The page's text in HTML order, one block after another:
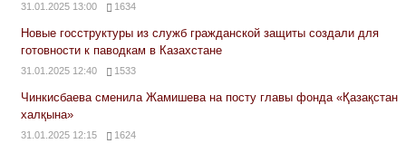
31.01.2025 13:00 1634
Новые госструктуры из служб гражданской защиты создали для
готовности к паводкам в Казахстане
31.01.2025 12:40 1533
Чинкисбаева сменила Жамишева на посту главы фонда «Қазақстан
халқына»
31.01.2025 12:15 1624